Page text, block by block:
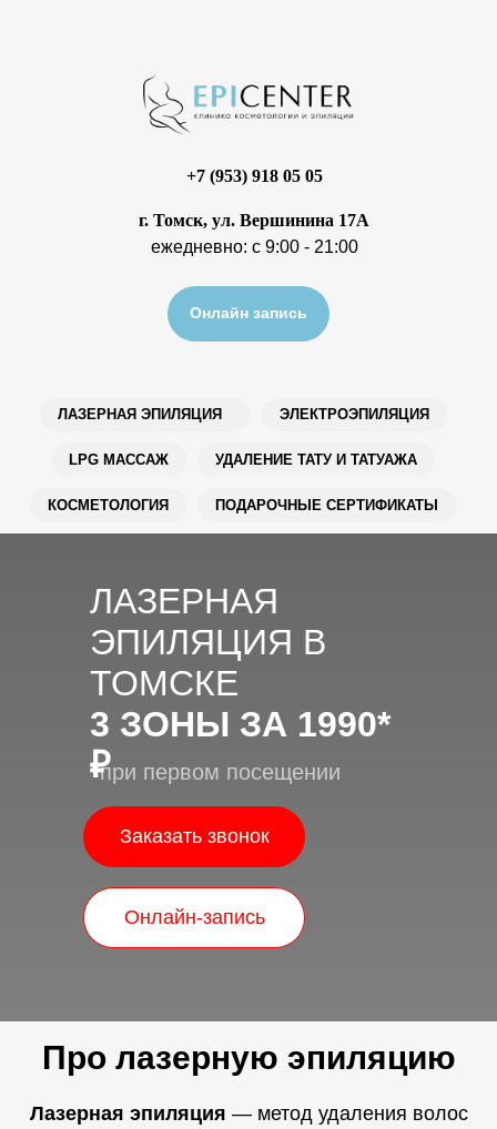
+7 (953) 918 05 05
г. Томск, ул. Вершинина 17А
ежедневно: с 9:00 - 21:00
Онлайн запись
ЛАЗЕРНАЯ ЭПИЛЯЦИЯ ЭЛЕКТРОЭПИЛЯЦИЯ
LPG МАССАЖ УДАЛЕНИЕ ТАТУ И ТАТУАЖА
КОСМЕТОЛОГИЯ ПОДАРОЧНЫЕ СЕРТИФИКАТЫ
*при первом посещении
Заказать звонок
Онлайн-запись
ЛАЗЕРНАЯ
ЭПИЛЯЦИЯ В
ТОМСКЕ
3 ЗОНЫ ЗА 1990*
₽
Про лазерную эпиляцию
Лазерная эпиляция — метод удаления волос